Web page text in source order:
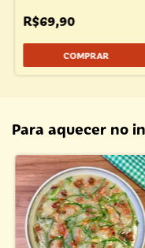
com pimenta (25cm) •
550g
R$69,90
COMPRAR
Para aquecer no